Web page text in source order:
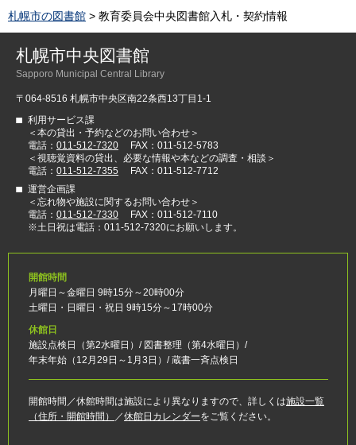
札幌市の図書館 > 教育委員会中央図書館入札・契約情報
札幌市中央図書館
Sapporo Municipal Central Library
〒064-8516 札幌市中央区南22条西13丁目1-1
利用サービス課
＜本の貸出・予約などのお問い合わせ＞
電話： 011-512-7320
FAX：011-512-5783
＜視聴覚資料の貸出、必要な情報や本などの調査・相談＞
電話： 011-512-7355
FAX：011-512-7712
運営企画課
＜忘れ物や施設に関するお問い合わせ＞
電話： 011-512-7330
FAX：011-512-7110
※土日祝は電話：011-512-7320にお願いします。
開館時間
月曜日～金曜日 9時15分～20時00分
土曜日・日曜日・祝日 9時15分～17時00分
休館日
施設点検日（第2水曜日）/ 図書整理（第4水曜日）/
年末年始（12月29日～1月3日）/ 蔵書一斉点検日
開館時間／休館時間は施設により異なりますので、詳しくは施設一覧
（住所・開館時間）
／休館日カレンダーをご覧ください。